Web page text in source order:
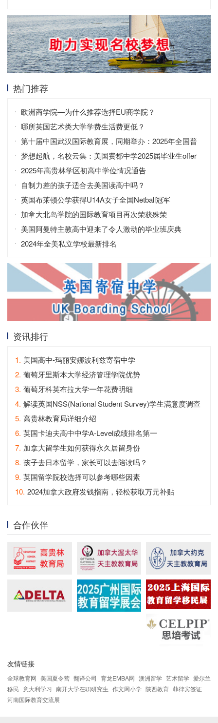
热门推荐
欧洲商学院—为什么推荐选择EU商学院？
哪所英国艺术类大学学费生活费更低？
第十届中国武汉国际教育展，同期举办：2025年全国普
通高校招生咨询会
梦想起航，名校云集：美国费郡中学2025届毕业生offer
2025年高贵林学区初高中学位情况通告
自制力差的孩子适合去美国读高中吗？
英国布莱顿公学获得U14A女子全国Netball冠军
加拿大北岛学院的国际教育项目再次荣获殊荣
美国阿曼特主教高中迎来了令人激动的毕业班庆典
2024年全美私立学校最新排名
资讯排行
1. 美国高中-玛丽安娜波利兹寄宿中学
2. 葡萄牙里斯本大学经济管理学院优势
3. 葡萄牙科英布拉大学一年花费明细
4. 解读英国NSS(National Student Survey)学生满意度调查
5. 高贵林教育局详细介绍
6. 英国卡迪夫高中中学A-Level成绩排名第一
7. 加拿大留学生如何获得永久居留身份
8. 孩子去日本留学，家长可以去陪读吗？
9. 英国留学院校选择可以参考哪些因素
10. 2024加拿大政府发钱指南，轻松获取万元补贴
合作伙伴
友情链接
全球教育网 美国夏令营 翻译公司 育龙EMBA网 澳洲留学 艺术留学 爱尔兰
移民 意大利学习 南开大学在职研究生 作文网小学 陕西教育 菲律宾签证
河南国际教育交流展